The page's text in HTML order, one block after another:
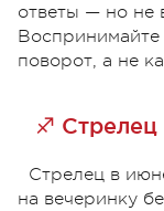
ответы — но не
поворот, а не
♐
Стрелец в
на вечеринку